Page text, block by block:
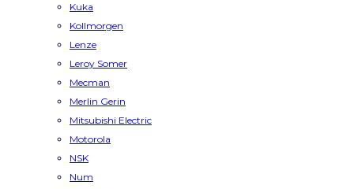
Kuka
Kollmorgen
Lenze
Leroy Somer
Mecman
Merlin Gerin
Mitsubishi Electric
Motorola
NSK
Num